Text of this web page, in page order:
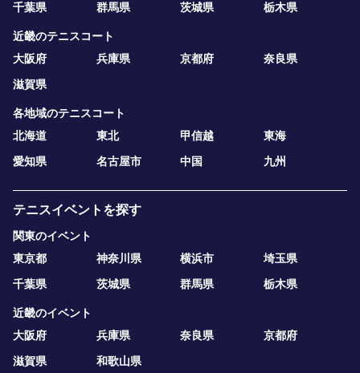
千葉県
群馬県 茨城県 栃木県
近畿のテニスコート
大阪府
兵庫県 京都府
奈良県
滋賀県
各地域のテニスコート
北海道
東北 甲信越
東海
愛知県
名古屋市 中国 九州
テニスイベントを探す
関東のイベント
東京都
神奈川県 横浜市
埼玉県
千葉県
茨城県 群馬県 栃木県
近畿のイベント
大阪府
兵庫県 奈良県
京都府
滋賀県
和歌山県